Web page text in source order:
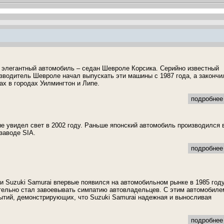
автомобиль – седан Шевроле Корсика. Серийно известный
Шевроле начал выпускать эти машины с 1987 года, а
в городах Уилмингтон и Липе.
увидел свет в 2002 году. Раньше японский автомобиль производился
SIA.
Suzuki Samurai впервые появился на автомобильном рынке в 1985
стал завоевывать симпатию автовладельцев. С этим
демонстрирующих, что Suzuki Samurai надежная и выносливая